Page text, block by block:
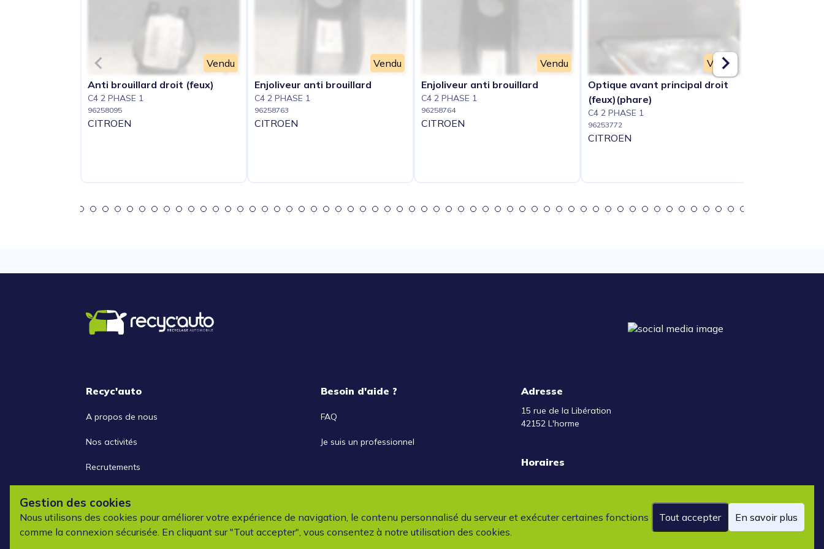
Vendu
Anti brouillard droit (feux)
C4 2 PHASE 1
96258095
CITROEN
Vendu
Enjoliveur anti brouillard
C4 2 PHASE 1
96258763
CITROEN
Vendu
Enjoliveur anti brouillard
C4 2 PHASE 1
96258764
CITROEN
Vendu
Optique avant principal droit
(feux)(phare)
C4 2 PHASE 1
96253772
CITROEN
Recyc'auto
A propos de nous
Nos activités
Recrutements
Besoin d'aide ?
FAQ
Je suis un professionnel
Adresse
15 rue de la Libération
42152 L'horme
Horaires
Copyright ©2026 Recyc'Auto - Tous droits réservés Mentions légales Conditions générales de vente
Gestion des cookies
Nous utilisons des cookies pour améliorer votre expérience de navigation, le contenu personnalisé du serveur et exécuter certaines fonctions
comme la connexion sécurisée. En cliquant sur "Tout accepter", vous consentez à notre utilisation des cookies.
Tout accepter En savoir plus